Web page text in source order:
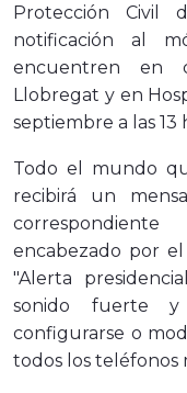
Protección Civil
notificación al
encuentren en
Llobregat y en
septiembre a las 13
Todo el mundo
recibirá un
encabezado por
"Alerta
sonido fuerte
configurarse o
todos los teléfonos